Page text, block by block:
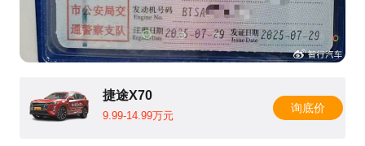
捷途X70
9.99-14.99万元
询底价